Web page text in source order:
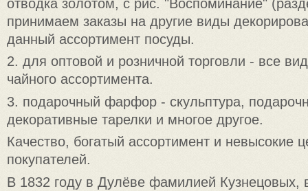
отводка золотом, с рис. "Воспоминание"
принимаем заказы на другие виды
данный ассортимент посуды.
2. для оптовой и розничной торговли - все
чайного ассортимента.
3. подарочный фарфор - скульптура,
декоративные тарелки и многое другое.
Качество, богатый ассортимент и невысокие
покупателей.
В 1832 году в Дулёве фамилией Кузнецовых,